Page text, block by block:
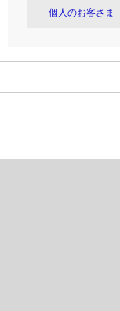
個人のお客さま